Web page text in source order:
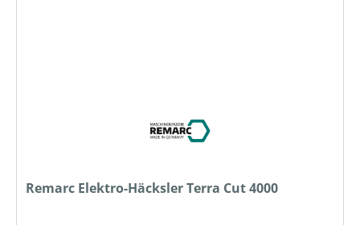
Remarc Elektro-Häcksler Terra Cut 4000